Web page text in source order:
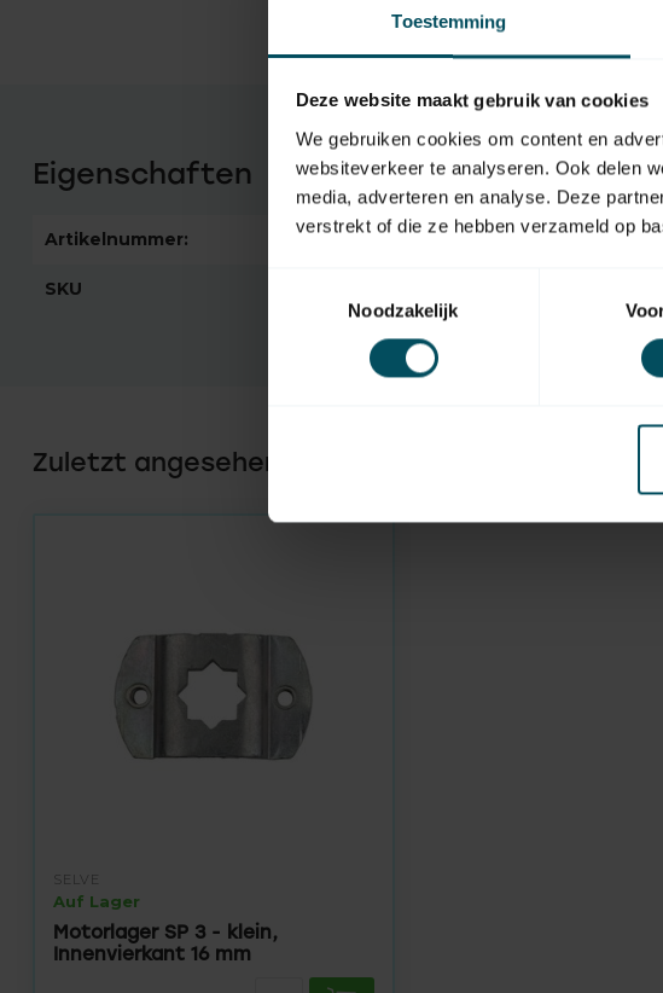
Toestemming
Deze website maakt gebruik van cookies
We gebruiken cookies om content en
websiteverkeer te analyseren. Ook delen
media, adverteren en analyse. Deze
verstrekt of die ze hebben verzameld op
Noodzakelijk
Eigenschaften
Artikelnummer: 4766
SKU
Zuletzt angesehen
SELVE
Auf Lager
Motorlager SP 3 - klein,
Innenvierkant 16 mm